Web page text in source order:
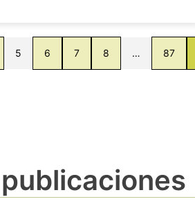
5 6 7 8 … 87